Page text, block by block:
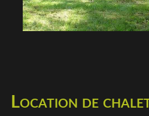
Location de